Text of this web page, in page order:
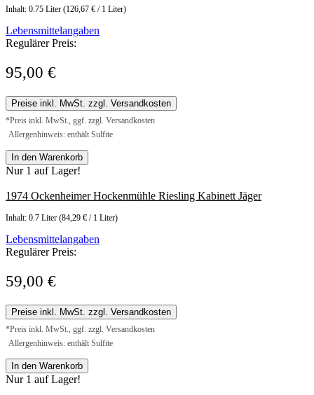
Inhalt: 0.75 Liter (126,67 € / 1 Liter)
Lebensmittelangaben
Regulärer Preis:
95,00 €
Preise inkl. MwSt. zzgl. Versandkosten
*Preis inkl. MwSt., ggf. zzgl. Versandkosten
Allergenhinweis: enthält Sulfite
In den Warenkorb
Nur 1 auf Lager!
1974 Ockenheimer Hockenmühle Riesling Kabinett Jäger
Inhalt: 0.7 Liter (84,29 € / 1 Liter)
Lebensmittelangaben
Regulärer Preis:
59,00 €
Preise inkl. MwSt. zzgl. Versandkosten
*Preis inkl. MwSt., ggf. zzgl. Versandkosten
Allergenhinweis: enthält Sulfite
In den Warenkorb
Nur 1 auf Lager!